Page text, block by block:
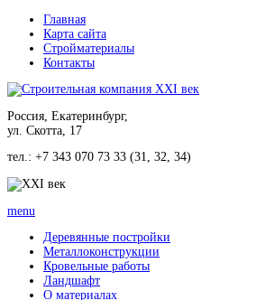
Главная
Карта сайта
Стройматериалы
Контакты
Россия, Екатеринбург,
ул. Скотта, 17
тел.: +7 343 070 73 33 (31, 32, 34)
menu
Деревянные постройки
Металлоконструкции
Кровельные работы
Ландшафт
О материалах